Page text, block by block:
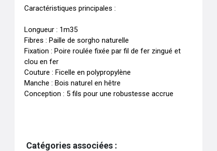
Caractéristiques principales :
Longueur : 1m35
Fibres : Paille de sorgho naturelle
Fixation : Poire roulée fixée par fil de fer zingué et
clou en fer
Couture : Ficelle en polypropylène
Manche : Bois naturel en hêtre
Conception : 5 fils pour une robustesse accrue
Catégories associées :